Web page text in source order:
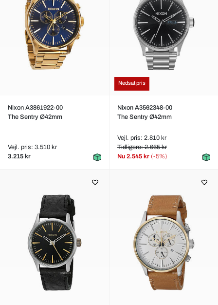
Nixon A3861922-00
The Sentry Ø42mm
Vejl. pris: 3.510 kr
3.215 kr
Nedsat pris
Nixon A3562348-00
The Sentry Ø42mm
Vejl. pris: 2.810 kr
Tidligere: 2.665 kr
Nu 2.545 kr (-5%)